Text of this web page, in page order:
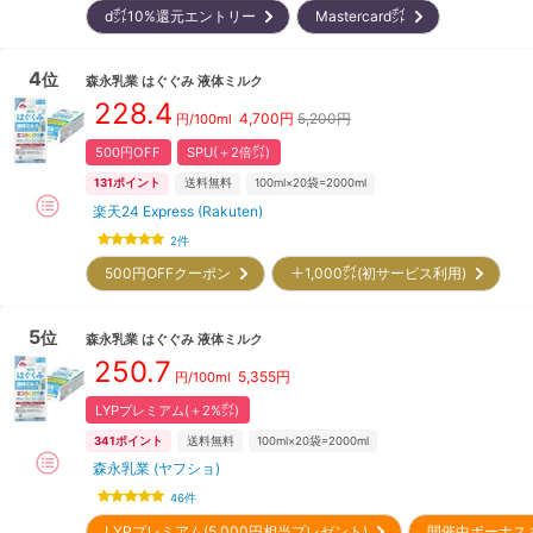
d㌽10%還元エントリー Mastercard㌽
4位 森永乳業 はぐぐみ 液体ミルク
228.4 円/100ml 4,700円 5,200円
500円OFF SPU(＋2倍㌽)
131ポイント 送料無料 100ml×20袋=2000ml
楽天24 Express (Rakuten)
2件
500円OFFクーポン ＋1,000㌽(初サービス利用)
5位 森永乳業 はぐぐみ 液体ミルク
250.7 円/100ml 5,355円
LYPプレミアム(＋2%㌽)
341ポイント 送料無料 100ml×20袋=2000ml
森永乳業 (ヤフショ)
46件